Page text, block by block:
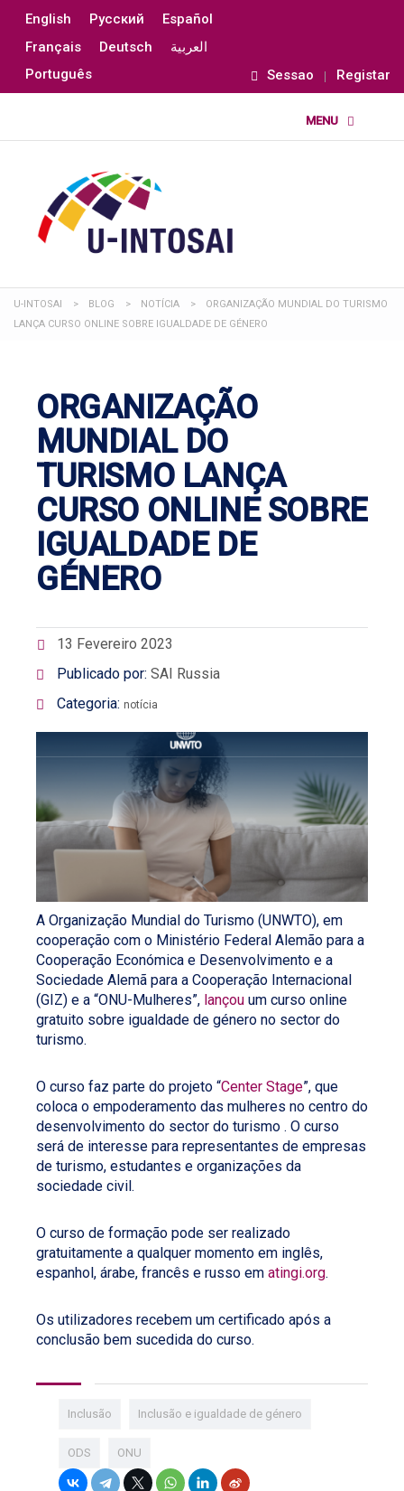
English Русский
Español
Français
Deutsch
العربية
Português
Sessao Registar
U-INTOSAI > BLOG > NOTÍCIA >
ORGANIZAÇÃO MUNDIAL DO TURISMO
LANÇA CURSO ONLINE SOBRE IGUALDADE DE GÉNERO
ORGANIZAÇÃO
MUNDIAL DO
TURISMO LANÇA
CURSO ONLINE SOBRE
IGUALDADE DE
GÉNERO
13 Fevereiro 2023
Publicado por: SAI Russia
Categoria: notícia
A Organização Mundial do Turismo (UNWTO), em
cooperação com o Ministério Federal Alemão para a
Cooperação Económica e Desenvolvimento e a
Sociedade Alemã para a Cooperação Internacional
(GIZ) e a “ONU-Mulheres”, lançou um curso online
gratuito sobre igualdade de género no sector do
turismo.
O curso faz parte do projeto “Center Stage”, que
coloca o empoderamento das mulheres no centro do
desenvolvimento do sector do turismo . O curso
será de interesse para representantes de empresas
de turismo, estudantes e organizações da
sociedade civil.
O curso de formação pode ser realizado
gratuitamente a qualquer momento em inglês,
espanhol, árabe, francês e russo em atingi.org.
Os utilizadores recebem um certificado após a
conclusão bem sucedida do curso.
Inclusão Inclusão e igualdade de género
ODS ONU